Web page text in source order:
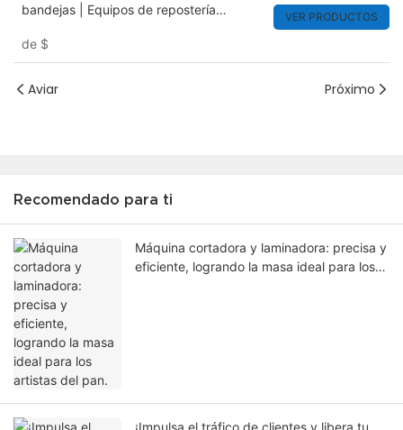
bandejas | Equipos de repostería
Ideal para panaderías
de $
VER PRODUCTOS
Aviar Próximo
Recomendado para ti
Máquina cortadora y laminadora: precisa y
eficiente, logrando la masa ideal para los
¡Impulsa el tráfico de clientes y libera tu